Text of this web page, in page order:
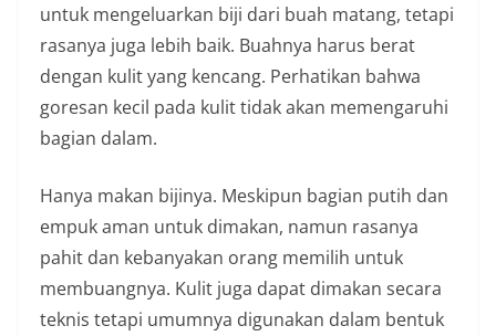
untuk mengeluarkan biji dari buah matang, tetapi
rasanya juga lebih baik. Buahnya harus berat
dengan kulit yang kencang. Perhatikan bahwa
goresan kecil pada kulit tidak akan memengaruhi
bagian dalam.
Hanya makan bijinya. Meskipun bagian putih dan
empuk aman untuk dimakan, namun rasanya
pahit dan kebanyakan orang memilih untuk
membuangnya. Kulit juga dapat dimakan secara
teknis tetapi umumnya digunakan dalam bentuk